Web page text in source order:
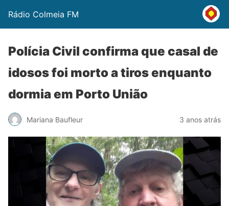
Rádio Colmeia FM
Polícia Civil confirma que casal de
idosos foi morto a tiros enquanto
dormia em Porto União
Mariana Baufleur 3 anos atrás